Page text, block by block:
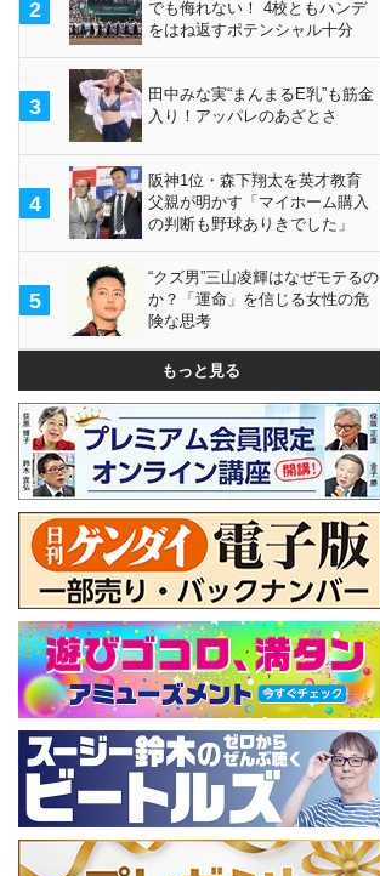
2
でも侮れない！ 4校ともハンデ
をはね返すポテンシャル十分
3
田中みな実“まんまるE乳”も筋金
入り！アッパレのあざとさ
4
阪神1位・森下翔太を英才教育
父親が明かす「マイホーム購入
の判断も野球ありきでした」
5
“クズ男”三山凌輝はなぜモテるの
か？「運命」を信じる女性の危
険な思考
もっと見る